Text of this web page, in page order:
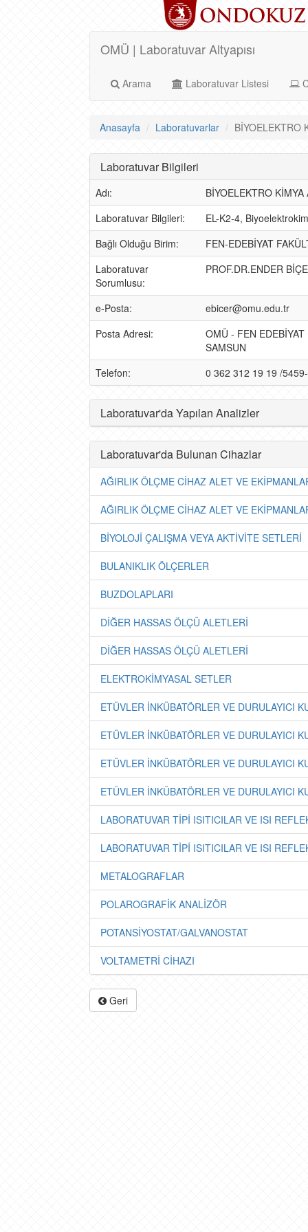
OMÜ | Laboratuvar Altyapısı
Arama Laboratuvar Listesi
Anasayfa Laboratuvarlar BİYOELEKTRO
Laboratuvar Bilgileri
Adı:
BİYOELEKTRO KİMYA
Laboratuvar Bilgileri:
EL-K2-4,
Bağlı Olduğu Birim:
FEN-EDEBİYAT
Laboratuvar
Sorumlusu:
PROF.DR.ENDER
e-Posta:
ebicer@omu.edu.tr
Posta Adresi:
OMÜ - FEN
SAMSUN
Telefon:
0 362 312 19 19 /
Laboratuvar'da Yapılan Analizler
Laboratuvar'da Bulunan Cihazlar
AĞIRLIK ÖLÇME CİHAZ ALET VE
AĞIRLIK ÖLÇME CİHAZ ALET VE
BİYOLOJİ ÇALIŞMA VEYA AKTİVİTE SETLERİ
BULANIKLIK ÖLÇERLER
BUZDOLAPLARI
DİĞER HASSAS ÖLÇÜ ALETLERİ
DİĞER HASSAS ÖLÇÜ ALETLERİ
ELEKTROKİMYASAL SETLER
ETÜVLER İNKÜBATÖRLER VE DURULAYICI
ETÜVLER İNKÜBATÖRLER VE DURULAYICI
ETÜVLER İNKÜBATÖRLER VE DURULAYICI
ETÜVLER İNKÜBATÖRLER VE DURULAYICI
LABORATUVAR TİPİ ISITICILAR VE ISI
LABORATUVAR TİPİ ISITICILAR VE ISI
METALOGRAFLAR
POLAROGRAFİK ANALİZÖR
POTANSİYOSTAT/GALVANOSTAT
VOLTAMETRİ CİHAZI
Geri